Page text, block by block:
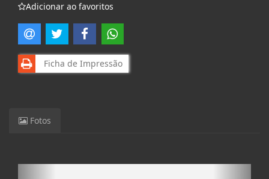
Adicionar ao favoritos
Ficha de Impressão
Fotos